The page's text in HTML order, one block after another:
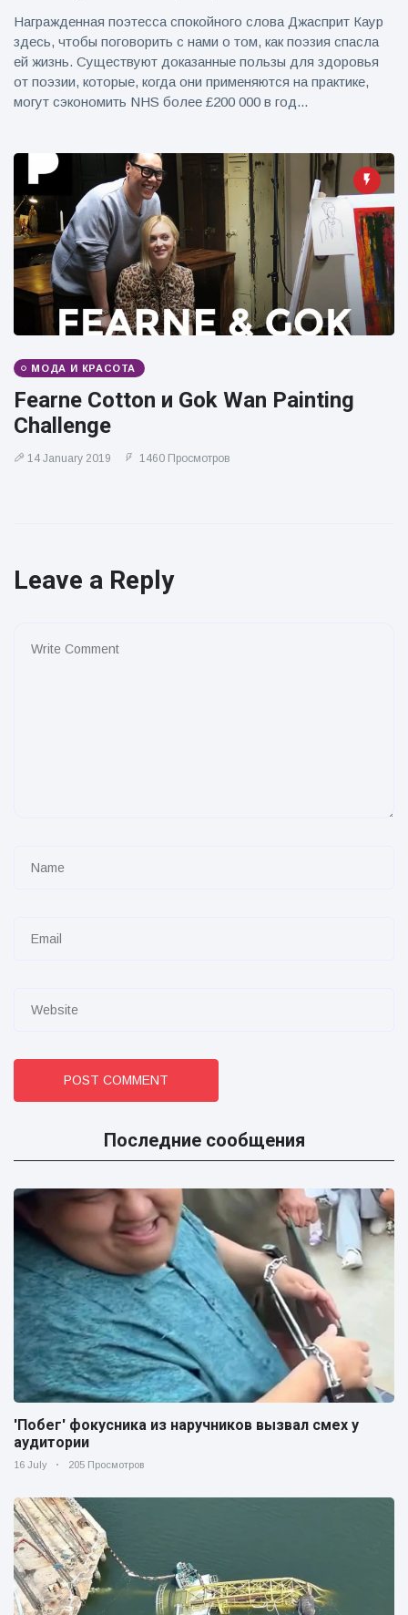
Награжденная поэтесса спокойного слова Джасприт Каур
здесь, чтобы поговорить с нами о том, как поэзия спасла
ей жизнь. Существуют доказанные пользы для здоровья
от поэзии, которые, когда они применяются на практике,
могут сэкономить NHS более £200 000 в год...
МОДА И КРАСОТА
Fearne Cotton и Gok Wan Painting
Challenge
14 January 2019 1460 Просмотров
Leave a Reply
POST COMMENT
Последние сообщения
'Побег' фокусника из наручников вызвал смех у
аудитории
16 July 205 Просмотров